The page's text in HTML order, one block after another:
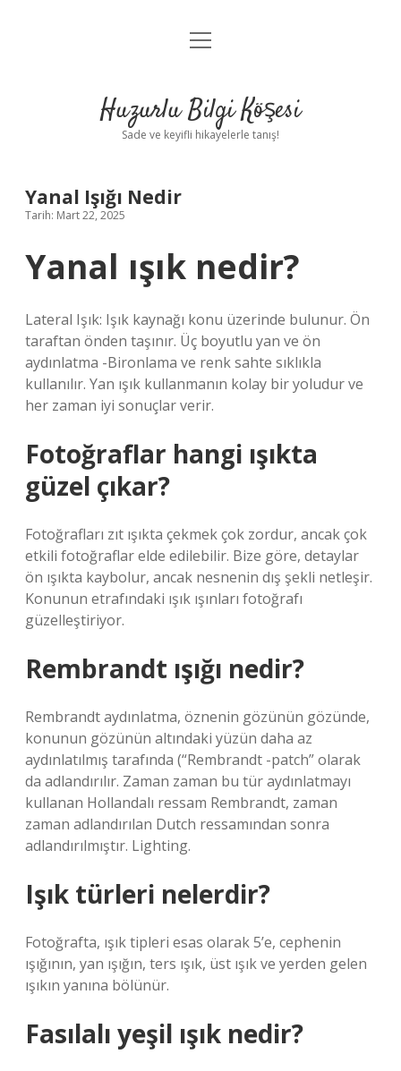
Anasayfa
Yasal Uyarı
menüyü
Huzurlu Bilgi Köşesi
Sade ve keyifli hikayelerle tanış!
Yanal Işığı Nedir
Tarih: Mart 22, 2025
Yanal ışık nedir?
Lateral Işık: Işık kaynağı konu üzerinde bulunur. Ön
taraftan önden taşınır. Üç boyutlu yan ve ön
aydınlatma -Bironlama ve renk sahte sıklıkla
kullanılır. Yan ışık kullanmanın kolay bir yoludur ve
her zaman iyi sonuçlar verir.
Fotoğraflar hangi ışıkta
güzel çıkar?
Fotoğrafları zıt ışıkta çekmek çok zordur, ancak çok
etkili fotoğraflar elde edilebilir. Bize göre, detaylar
ön ışıkta kaybolur, ancak nesnenin dış şekli netleşir.
Konunun etrafındaki ışık ışınları fotoğrafı
güzelleştiriyor.
Rembrandt ışığı nedir?
Rembrandt aydınlatma, öznenin gözünün gözünde,
konunun gözünün altındaki yüzün daha az
aydınlatılmış tarafında (“Rembrandt -patch” olarak
da adlandırılır. Zaman zaman bu tür aydınlatmayı
kullanan Hollandalı ressam Rembrandt, zaman
zaman adlandırılan Dutch ressamından sonra
adlandırılmıştır. Lighting.
Işık türleri nelerdir?
Fotoğrafta, ışık tipleri esas olarak 5’e, cephenin
ışığının, yan ışığın, ters ışık, üst ışık ve yerden gelen
ışıkın yanına bölünür.
Fasılalı yeşil ışık nedir?